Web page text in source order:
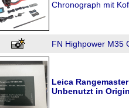
Chronograph mit
FN Highpower M35
Leica
Unbenutzt in